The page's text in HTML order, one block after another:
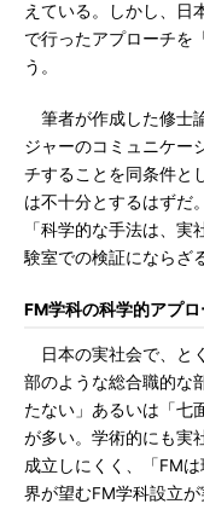
えている。しかし、日
で行ったアプローチを
う。
筆者が作成した修士
ジャーのコミュニケー
チすることを同条件と
は不十分とするはずだ
「科学的な手法は、
験室での検証にならざ
FM学科の科学的アプ
日本の実社会で、と
部のような総合職的な
たない」あるいは「七
が多い。学術的にも実
成立しにくく、「FM
界が望むFM学科設立が